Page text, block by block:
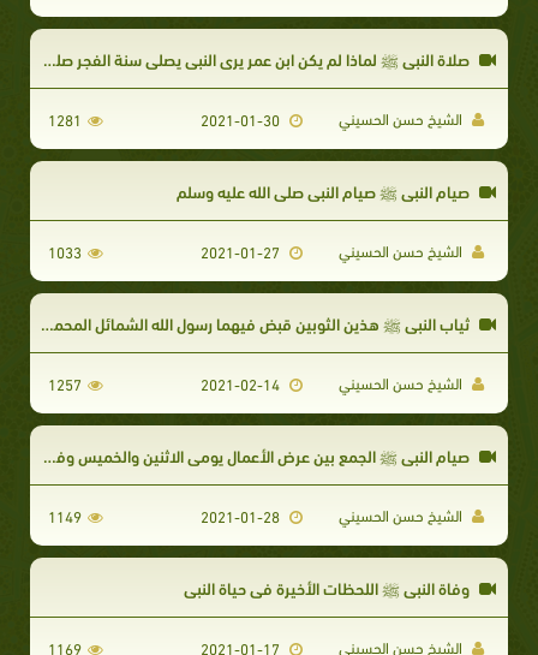
صلاة النبي ﷺ لماذا لم يكن ابن عمر يرى النبي يصلي سنة الفجر صلى الله عليه وسلم
الشيخ حسن الحسيني 2021-01-30
1281
​صيام النبي ﷺ صيام النبي صلى الله عليه وسلم ​
الشيخ حسن الحسيني 1033
ثياب النبي ﷺ هذين الثوبين قبض فيهما رسول الله الشمائل المحمدية
الشيخ حسن الحسيني 2021-02-14
1257
صيام النبي ﷺ الجمع بين عرض الأعمال يومي الاثنين والخميس وفي شعبان
الشيخ حسن الحسيني​ 2021-01-28
1149
وفاة النبي ﷺ اللحظات الأخيرة في حياة النبي
الشيخ حسن الحسيني 1169